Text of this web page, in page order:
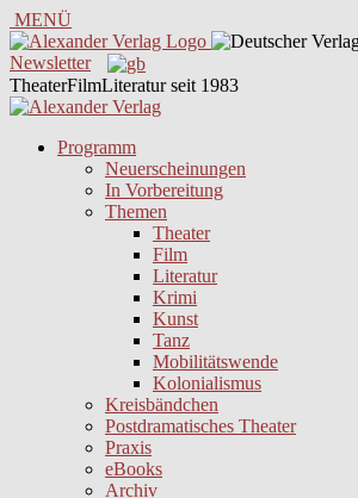
MENÜ
Newsletter
TheaterFilmLiteratur seit 1983
Programm
Neuerscheinungen
In Vorbereitung
Themen
Theater
Film
Literatur
Krimi
Kunst
Tanz
Mobilitätswende
Kolonialismus
Kreisbändchen
Postdramatisches Theater
Praxis
eBooks
Archiv